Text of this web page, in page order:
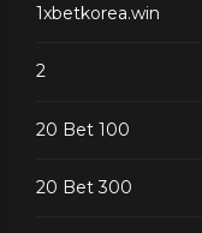
1xbetkorea.win
2
20 Bet 100
20 Bet 300